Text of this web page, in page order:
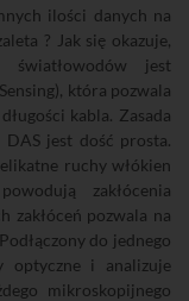
ilości danych na
? Jak się okazuje,
światłowodów jest
która pozwala
kabla. Zasada
DAS jest dość prosta.
ruchy włókien
zakłócenia
zakłóceń pozwala na
do jednego
optyczne i analizuje
mikroskopijnego